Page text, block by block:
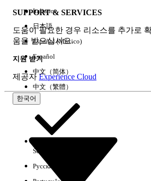
SUPPORT & SERVICES
도움이 필요한 경우 리소스를 추가로
움을 받으십시오.
지원 받기
제공자 Experience Cloud
한국어
Italiano
日本語
Español (México)
Español
中文（简体）
中文（繁體）
Select Org
Русский